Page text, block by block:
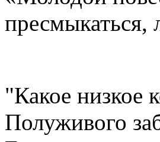
"Какое низкое
Полуживого